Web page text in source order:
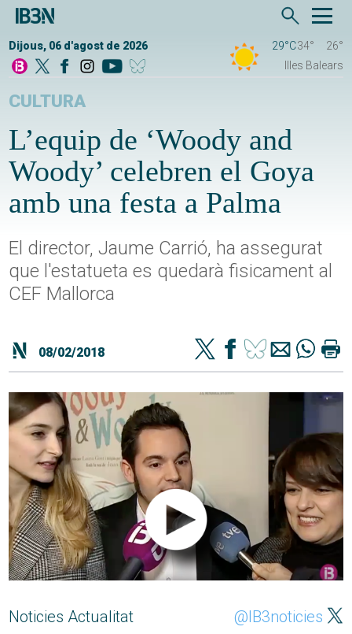
Dijous, 06 d'agost de 2026 29°C34°
26°
Illes Balears
CULTURA
L’equip de ‘Woody and
Woody’ celebren el Goya
amb una festa a Palma
El director, Jaume Carrió, ha assegurat
que l'estatueta es quedarà fisicament al
CEF Mallorca
08/02/2018
Noticies Actualitat @IB3noticies